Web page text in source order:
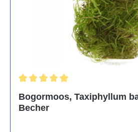
Bogormoos, Taxiphyllum
Becher